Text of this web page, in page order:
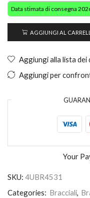
Data stimata di consegna
AGGIUNGI AL
Aggiungi alla lista dei
Aggiungi per
Your
SKU: 4UBR4531
Categories: Bracciali,